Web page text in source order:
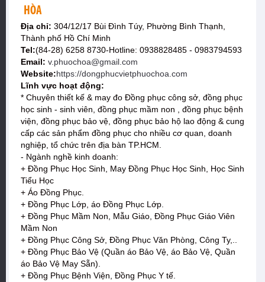
HÒA
Địa chỉ: 304/12/17 Bùi Đình Túy, Phường Bình Thạnh,
Thành phố Hồ Chí Minh
Tel:(84-28) 6258 8730-Hotline: 0938828485 - 0983794593
Email: v.phuochoa@gmail.com
Website:https://dongphucvietphuochoa.com
Lĩnh vực hoạt động:
* Chuyên thiết kế & may đo Đồng phục công sở, đồng phục
học sinh - sinh viên, đồng phục mầm non , đồng phục bệnh
viện, đồng phục bảo vệ, đồng phục bảo hộ lao động & cung
cấp các sản phẩm đồng phục cho nhiều cơ quan, doanh
nghiệp, tổ chức trên địa bàn TP.HCM.
- Ngành nghề kinh doanh:
+ Đồng Phục Học Sinh, May Đồng Phục Học Sinh, Học Sinh
Tiểu Học
+ Áo Đồng Phục.
+ Đồng Phục Lớp, áo Đồng Phục Lớp.
+ Đồng Phục Mầm Non, Mẫu Giáo, Đồng Phục Giáo Viên
Mầm Non
+ Đồng Phục Công Sở, Đồng Phục Văn Phòng, Công Ty,..
+ Đồng Phục Bảo Vệ (Quần áo Bảo Vệ, áo Bảo Vệ, Quần
áo Bảo Vệ May Sẵn).
+ Đồng Phục Bệnh Viện, Đồng Phục Y tế.